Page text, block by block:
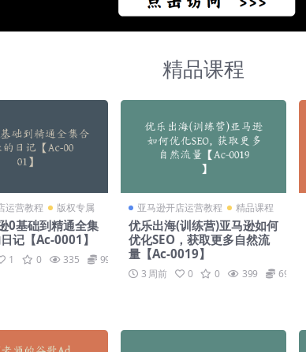
精品课程
运营教程 版权专属
0基础到精通全集
记【Ac-0001】
1 0 335 99
亚马逊开店运营教程 精品课程
优乐出海(训练营)亚马逊如何
优化SEO，获取更多自然流
量【Ac-0019】
3 周前 0 0 399 69